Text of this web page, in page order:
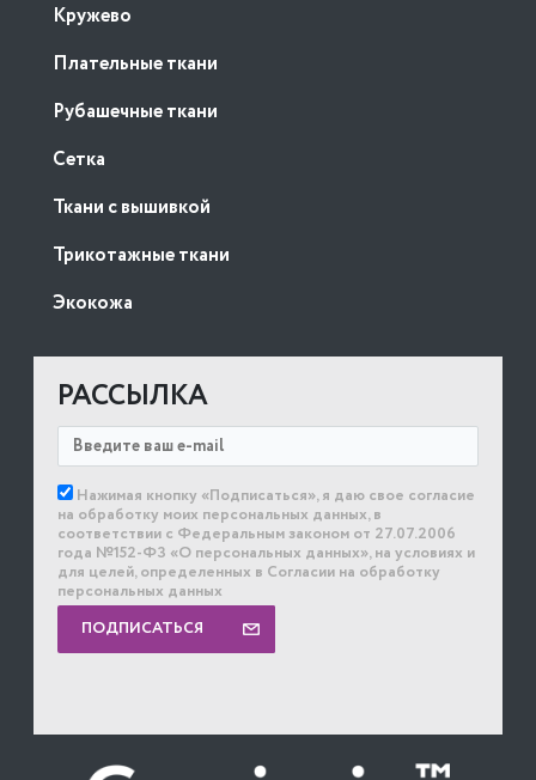
Кружево
Плательные ткани
Рубашечные ткани
Сетка
Ткани с вышивкой
Трикотажные ткани
Экокожа
РАССЫЛКА
Нажимая кнопку «Подписаться», я даю свое согласие
на обработку моих персональных данных, в
соответствии с Федеральным законом от 27.07.2006
года №152-ФЗ «О персональных данных», на условиях и
для целей, определенных в Согласии на обработку
персональных данных
ПОДПИСАТЬСЯ